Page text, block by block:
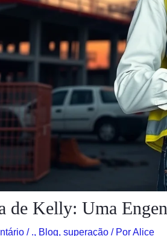
de Kelly: Uma
/ ., Blog, superação / PorAlice